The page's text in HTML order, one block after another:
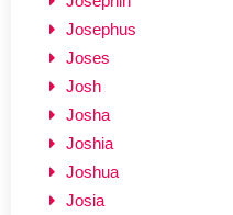
Josephus
Joses
Josh
Josha
Joshia
Joshua
Josia